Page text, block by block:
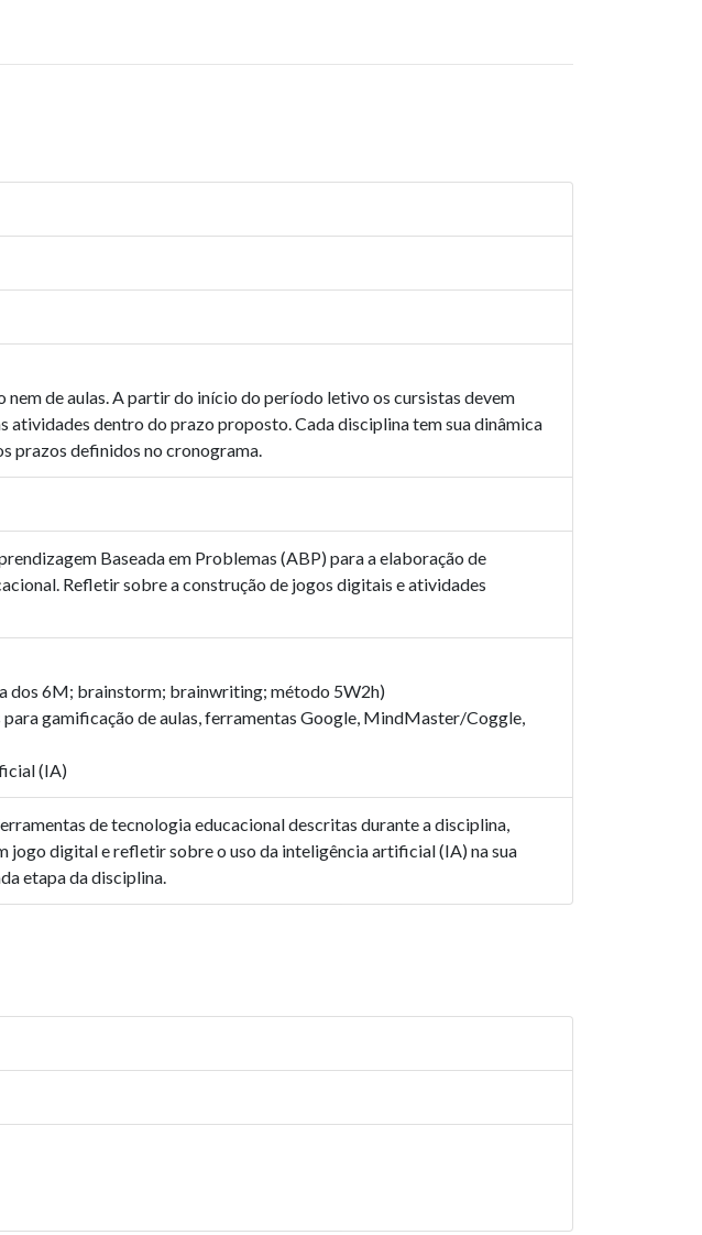
de aulas. A partir do início do período letivo os cursistas devem
atividades dentro do prazo proposto. Cada disciplina tem sua dinâmica
prazos definidos no cronograma.
Baseada em Problemas (ABP) para a elaboração de
Refletir sobre a construção de jogos digitais e atividades
dos 6M; brainstorm; brainwriting; método 5W2h)
gamificação de aulas, ferramentas Google, MindMaster/Coggle,
(IA)
de tecnologia educacional descritas durante a disciplina,
jogo digital e refletir sobre o uso da inteligência artificial (IA) na sua
etapa da disciplina.